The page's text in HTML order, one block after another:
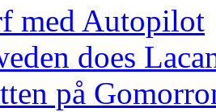
med Autopilot
does
på